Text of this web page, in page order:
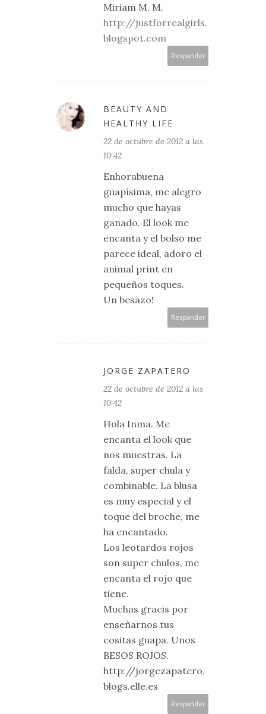
Miriam M. M.
http://justforrealgirls.
blogspot.com
Responder
BEAUTY AND
HEALTHY LIFE
22 de octubre de 2012 a las
10:42
Enhorabuena
guapísima, me alegro
mucho que hayas
ganado. El look me
encanta y el bolso me
parece ideal, adoro el
animal print en
pequeños toques.
Un besazo!
Responder
JORGE ZAPATERO
22 de octubre de 2012 a las
10:42
Hola Inma. Me
encanta el look que
nos muestras. La
falda, super chula y
combinable. La blusa
es muy especial y el
toque del broche, me
ha encantado.
Los leotardos rojos
son super chulos, me
encanta el rojo que
tiene.
Muchas gracis por
enseñarnos tus
cositas guapa. Unos
BESOS ROJOS.
http://jorgezapatero.
blogs.elle.es
Responder